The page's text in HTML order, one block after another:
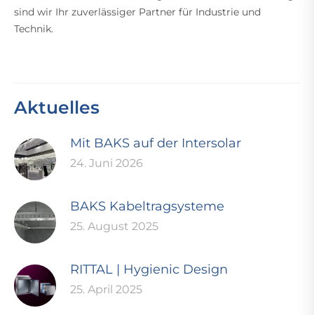
sind wir Ihr zuverlässiger Partner für Industrie und
Technik.
Aktuelles
Mit BAKS auf der Intersolar
24. Juni 2026
BAKS Kabeltragsysteme
25. August 2025
RITTAL | Hygienic Design
25. April 2025